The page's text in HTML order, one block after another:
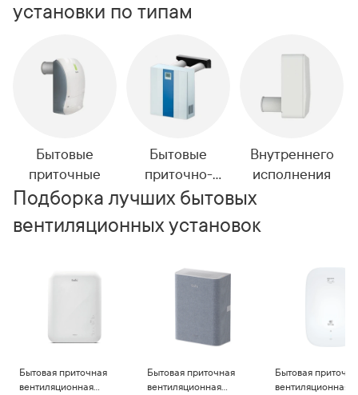
установки по типам
Бытовые
приточные
Бытовые
приточно-
вытяжные
Внутреннего
исполнения
Подборка лучших бытовых
вентиляционных установок
Бытовая приточная
вентиляционная
Бытовая приточная
вентиляционная
Бытовая
вентиляционная